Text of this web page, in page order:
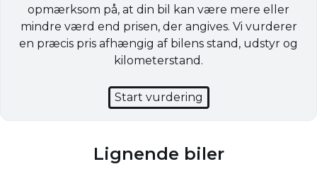
opmærksom på, at din bil kan være mere eller
mindre værd end prisen, der angives. Vi vurderer
en præcis pris afhængig af bilens stand, udstyr og
kilometerstand.
Start vurdering
Lignende biler